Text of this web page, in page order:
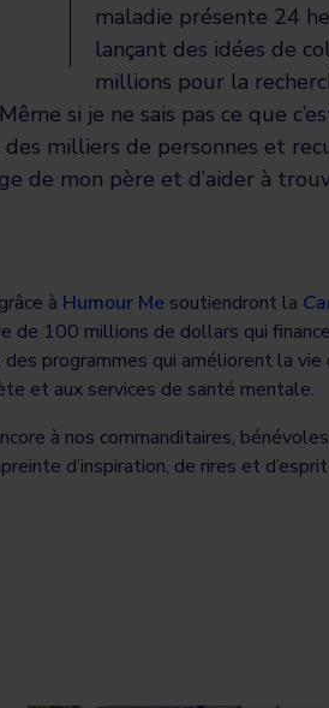
maladie présente 24
lançant des idées de
millions pour la
si je ne sais pas ce que
des milliers de personnes et
de mon père et d’aider à
à Humour Mesoutiendront la
de 100 millions de dollars qui
programmes qui améliorent la vie
et aux services de santé mentale.
à nos commanditaires,
d’inspiration, de rires et